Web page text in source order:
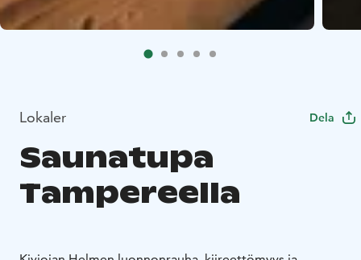
Lokaler Dela
Saunatupa
Tampereella